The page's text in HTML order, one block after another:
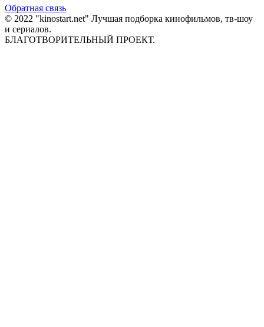
Обратная связь
© 2022 "kinostart.net" Лучшая подборка кинофильмов, тв-шоу
и сериалов.
БЛАГОТВОРИТЕЛЬНЫЙ ПРОЕКТ.